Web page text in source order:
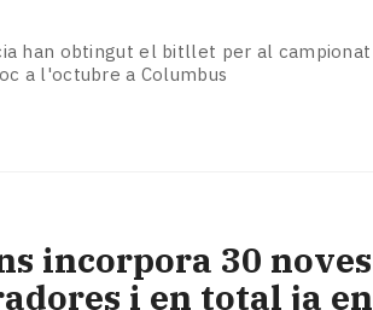
han obtingut el bitllet per al campionat
a l'octubre a Columbus
incorpora 30 noves
i en total ja en